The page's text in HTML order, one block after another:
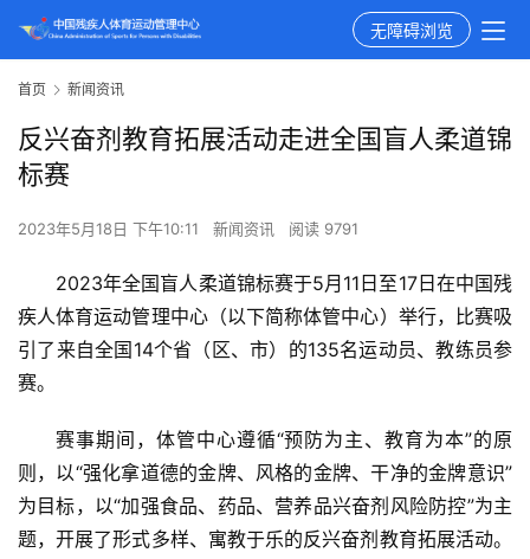
无障碍浏览
首页 新闻资讯
反兴奋剂教育拓展活动走进全国盲人柔道锦
标赛
2023年5月18日 下午10:11 新闻资讯 阅读 9791
2023年全国盲人柔道锦标赛于5月11日至17日在中国残
疾人体育运动管理中心（以下简称体管中心）举行，比赛吸
引了来自全国14个省（区、市）的135名运动员、教练员参
赛。
赛事期间，体管中心遵循“预防为主、教育为本”的原
则，以“强化拿道德的金牌、风格的金牌、干净的金牌意识”
为目标，以“加强食品、药品、营养品兴奋剂风险防控”为主
题，开展了形式多样、寓教于乐的反兴奋剂教育拓展活动。